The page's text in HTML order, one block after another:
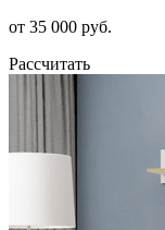
от 35 000 руб.
Рассчитать